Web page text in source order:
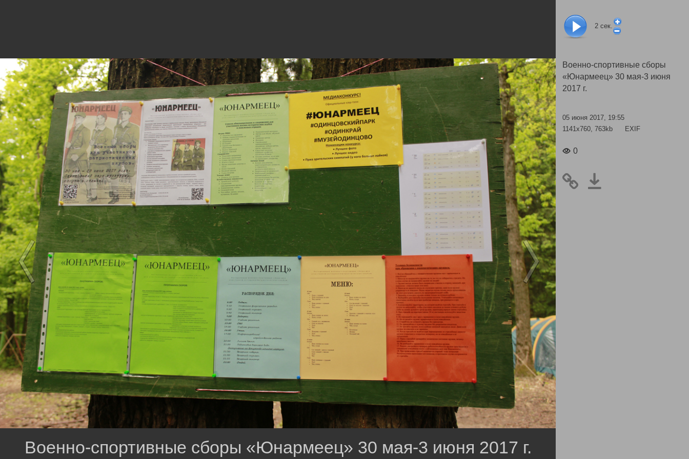
2 сек.
Военно-спортивные сборы
«Юнармеец» 30 мая-3 июня
2017 г.
05 июня 2017, 19:55
1141x760, 763kb
EXIF
0
Военно-спортивные сборы «Юнармеец» 30 мая-3 июня 2017 г.